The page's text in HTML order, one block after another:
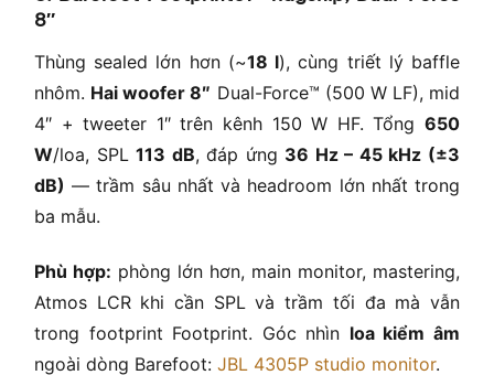
8″
Thùng sealed lớn hơn (~18 l), cùng triết lý baffle
nhôm. Hai woofer 8″ Dual-Force™ (500 W LF), mid
4″ + tweeter 1″ trên kênh 150 W HF. Tổng 650
W/loa, SPL113 dB, đáp ứng 36 Hz – 45 kHz (±3
dB) — trầm sâu nhất và headroom lớn nhất trong
ba mẫu.
Phù hợp: phòng lớn hơn, main monitor, mastering,
Atmos LCR khi cần SPL và trầm tối đa mà vẫn
trong footprint Footprint. Góc nhìn loa kiểm âm
ngoài dòng Barefoot: JBL 4305P studio monitor.